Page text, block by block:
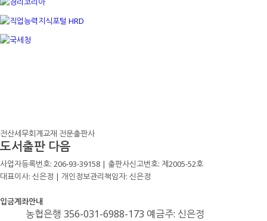
전산세무회계교재 전문출판사
도서출판 다음
사업자등록번호: 206-93-39158 | 출판사신고번호: 제2005-52호
대표이사: 신은정 | 개인정보관리책임자: 신은정
입금계좌안내
농협은행 356-031-6988-173 예금주: 신은정